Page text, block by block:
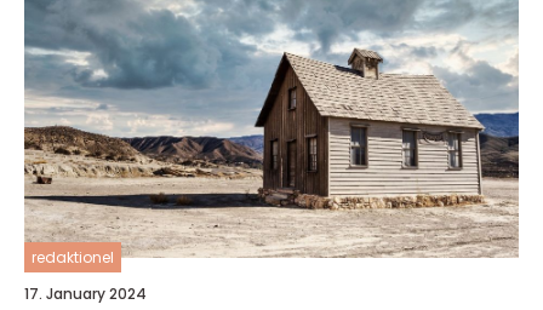
redaktionel
17. January 2024